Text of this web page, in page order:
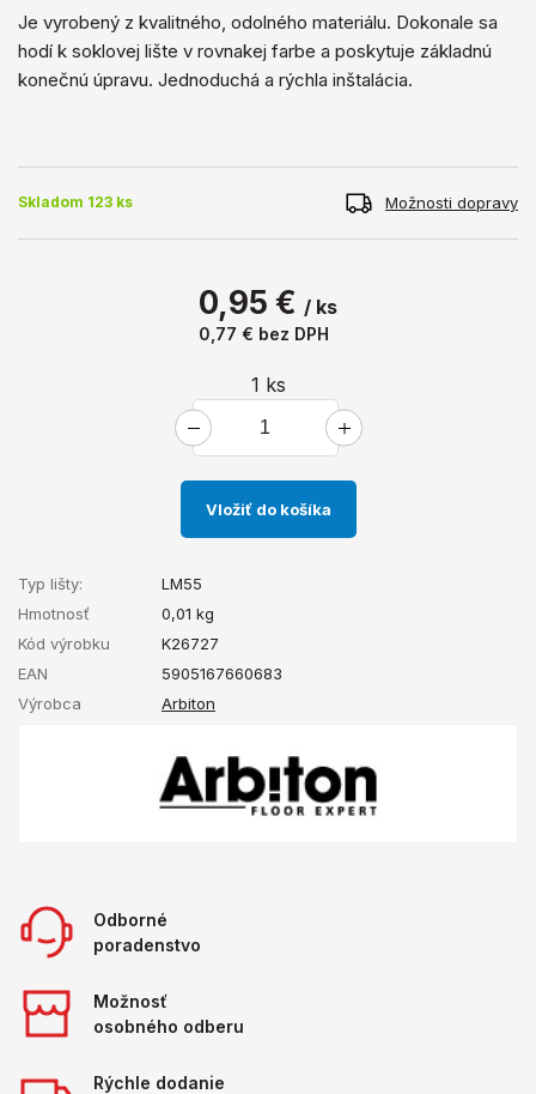
Je vyrobený z kvalitného, ​​odolného materiálu. Dokonale sa
hodí k soklovej lište v rovnakej farbe a poskytuje základnú
konečnú úpravu. Jednoduchá a rýchla inštalácia.
Skladom 123 ks Možnosti dopravy
0,95 € / ks
0,77 € bez DPH
1 ks
Vložiť do košíka
Typ lišty:
LM55
Hmotnosť
0,01 kg
Kód výrobku
K26727
EAN
5905167660683
Výrobca
Arbiton
Odborné
poradenstvo
Možnosť
osobného odberu
Rýchle dodanie